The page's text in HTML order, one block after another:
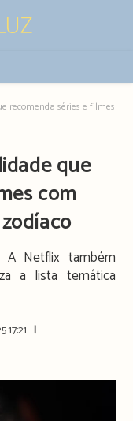
recomenda séries e filmes
que
com
A Netflix também
a lista temática